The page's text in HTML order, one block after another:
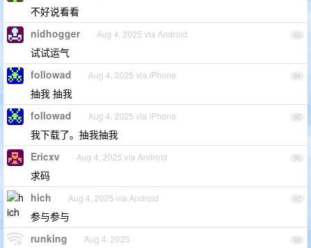
不好说看看
93
nidhogger Aug 4, 2025 via Android
试试运气
94
followad Aug 4, 2025 via iPhone
抽我 抽我
95
followad Aug 4, 2025 via iPhone
我下载了。抽我抽我
96
Ericxv Aug 4, 2025 via Android
求码
97
hich Aug 4, 2025 via Android
参与参与
98
runking Aug 4, 2025